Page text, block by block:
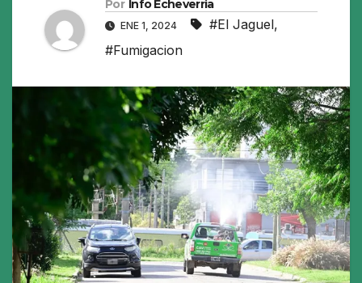
Por Info Echeverria
ENE 1, 2024 #El Jaguel,
#Fumigacion